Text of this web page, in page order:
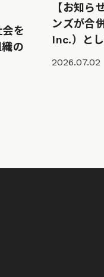
を
の
【お知ら
ンズが合
Inc.）と
2026.07.02